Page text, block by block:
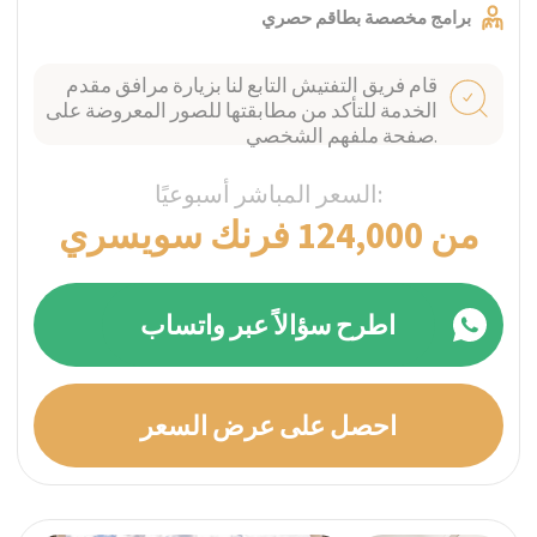
من 45,000 فرنك سويسري
احصل على عرض السعر
صفحة ملفهم الشخصي.